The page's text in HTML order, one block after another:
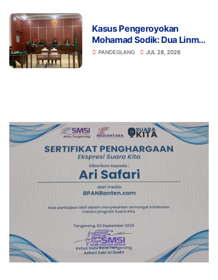
Kasus Pengeroyokan
Mohamad Sodik: Dua Linmas
Pandeglang Diganjar 5 Bulan
PANDEGLANG JUL 28, 2026